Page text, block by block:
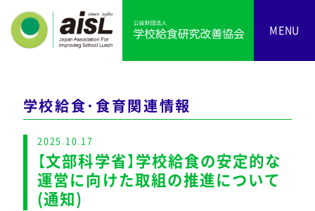
MENU
学校給食・食育関連情報
2025.10.17
【文部科学省】学校給食の安定的な
運営に向けた取組の推進について
(通知)